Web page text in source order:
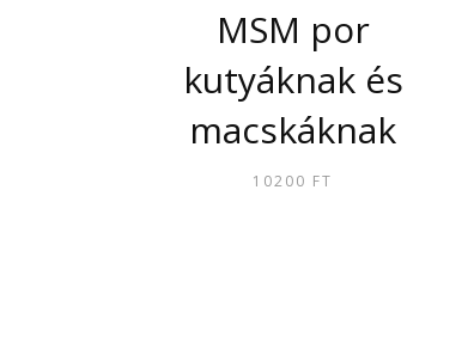
MSM por
kutyáknak és
macskáknak
10200 FT